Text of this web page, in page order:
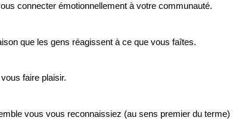
connecter émotionnellement à votre communauté.
que les gens réagissent à ce que vous faîtes.
faire plaisir.
vous vous reconnaissiez (au sens premier du terme)